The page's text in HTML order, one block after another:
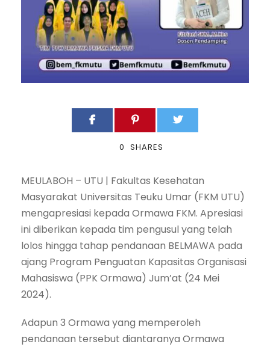
0 SHARES
MEULABOH – UTU | Fakultas Kesehatan
Masyarakat Universitas Teuku Umar (FKM UTU)
mengapresiasi kepada Ormawa FKM. Apresiasi
ini diberikan kepada tim pengusul yang telah
lolos hingga tahap pendanaan BELMAWA pada
ajang Program Penguatan Kapasitas Organisasi
Mahasiswa (PPK Ormawa) Jum’at (24 Mei
2024).
Adapun 3 Ormawa yang memperoleh
pendanaan tersebut diantaranya Ormawa